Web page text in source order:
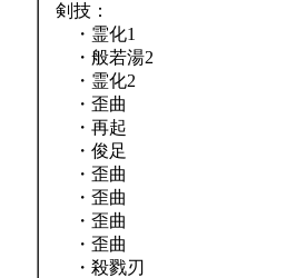
剣技：
・霊化1
・般若湯2
・霊化2
・歪曲
・再起
・俊足
・歪曲
・歪曲
・歪曲
・歪曲
・殺戮刃